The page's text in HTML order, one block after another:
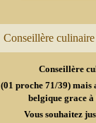
Conseillère culinaire
Conseillère
(01 proche 71/39) mais
belgique grace
Vous souhaitez